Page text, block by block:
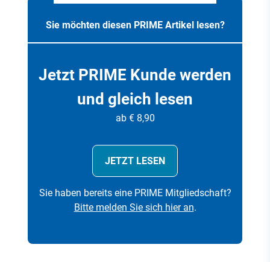
Sie möchten diesen PRIME Artikel lesen?
Jetzt PRIME Kunde werden
und gleich lesen
ab € 8,90
JETZT LESEN
Sie haben bereits eine PRIME Mitgliedschaft?
Bitte melden Sie sich hier an.